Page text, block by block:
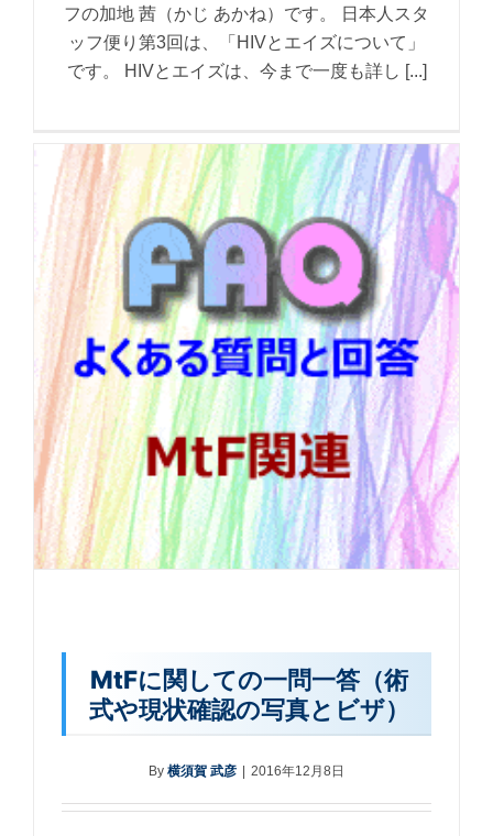
フの加地 茜（かじ あかね）です。 日本人スタ
ッフ便り第3回は、「HIVとエイズについて」
です。 HIVとエイズは、今まで一度も詳し [...]
MtFに関しての一問一答（術
式や現状確認の写真とビザ）
By 横須賀 武彦 | 2016年12月8日